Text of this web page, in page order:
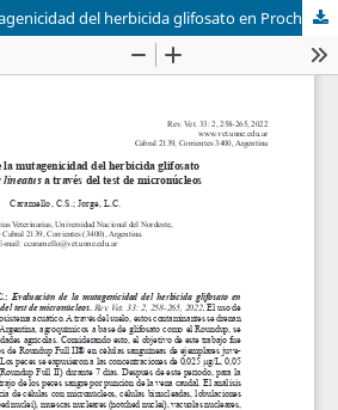
Evaluación de la mutagenicidad del herbicida glifosato en Prochilodus lineatus a través del test de micronúcleos